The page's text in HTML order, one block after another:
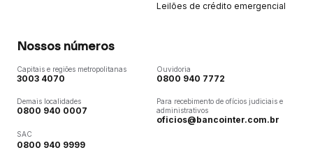
Leilões de crédito emergencial
Nossos números
Capitais e regiões metropolitanas
3003 4070
Demais localidades
0800 940 0007
SAC
0800 940 9999
Ouvidoria
0800 940 7772
Para recebimento de ofícios judiciais e
administrativos
oficios@bancointer.com.br